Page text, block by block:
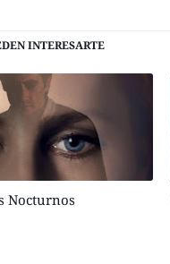
INTERESARTE
Nocturnos